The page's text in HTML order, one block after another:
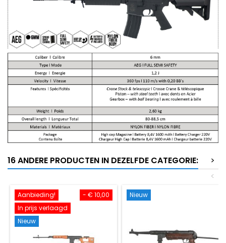
16 ANDERE PRODUCTEN IN DEZELFDE CATEGORIE:
>
<
- € 10,00
Aanbieding!
In prijs verlaagd
Nieuw
Nieuw